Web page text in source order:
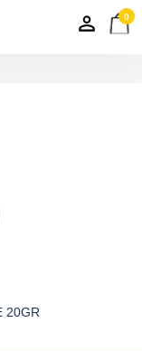
0
20GR